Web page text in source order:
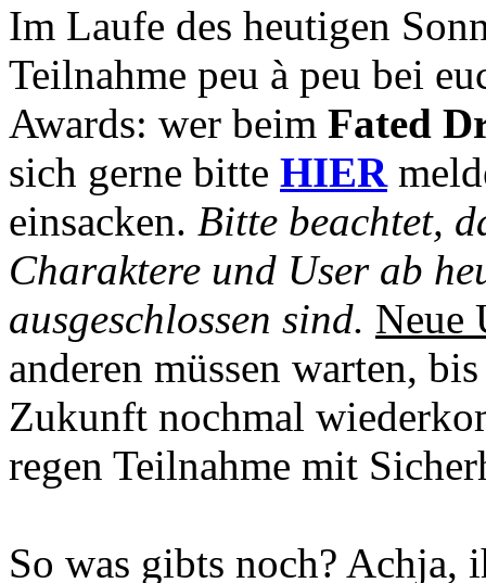
Im Laufe des heutigen
Teilnahme peu à peu bei
Awards: wer beim Fated
sich gerne bitte HIER
einsacken. Bitte beachtet,
Charaktere und User ab
ausgeschlossen sind. Neue
anderen müssen warten,
Zukunft nochmal
regen Teilnahme mit
So was gibts noch? Achja,